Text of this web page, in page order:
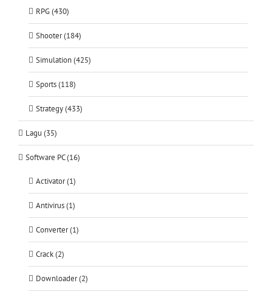
RPG (430)
Shooter (184)
Simulation (425)
Sports (118)
Strategy (433)
Lagu (35)
Software PC (16)
Activator (1)
Antivirus (1)
Converter (1)
Crack (2)
Downloader (2)